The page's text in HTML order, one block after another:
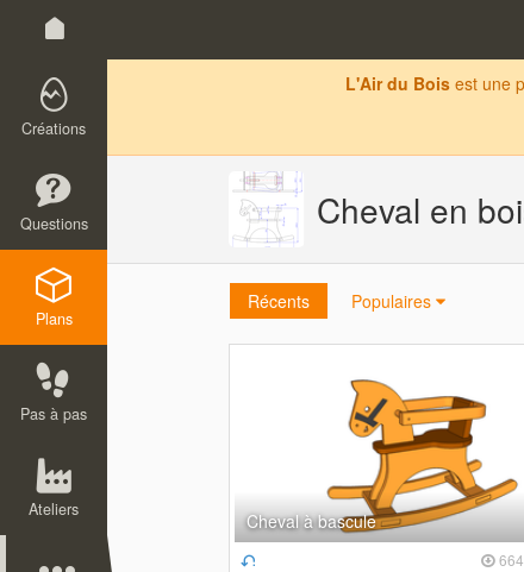
Créations
Questions
Plans
Pas à pas
Ateliers
L'Air du Bois est une
Cheval en
Récents Populaires
Cheval à bascule
664